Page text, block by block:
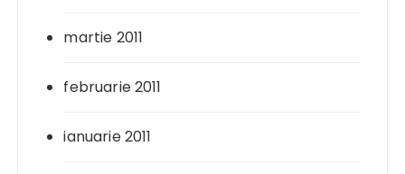
martie 2011
februarie 2011
ianuarie 2011